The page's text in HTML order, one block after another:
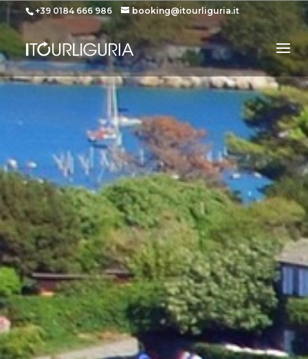
+39 0184 666 986 booking@itourliguria.it